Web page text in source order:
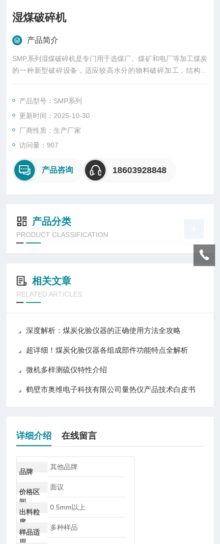
湿煤破碎机
产品简介
SMP系列湿煤破碎机是专门用于选煤厂、煤矿和电厂等加工煤炭
的一种新型破碎设备，适应较高水分的物料破碎加工，结构简
单，操作方便，既可单独使用，也可并入联合制样机组形成流水
产品型号：SMP系列
更新时间：2025-10-30
厂商性质：生产厂家
访问量：907
产品咨询 18603928848
产品分类
PRODUCT CLASSIFICATION
相关文章
RELATED ARTICLES
深度解析：煤炭化验仪器的正确使用方法全攻略
超详细！煤炭化验仪器各组成部件功能特点全解析
微机多样测硫仪特性介绍
鹤壁市奥维电子科技有限公司量热仪产品技术白皮书
详细介绍 在线留言
品牌
其他品牌
价格区
间
面议
出料粒
度
0.5mm以上
样品适
用
多种样品